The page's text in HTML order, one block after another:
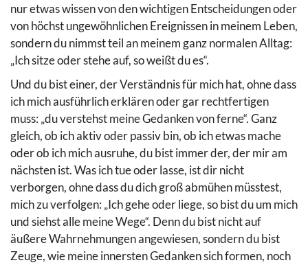
nur etwas wissen von den wichtigen Entscheidungen oder
von höchst ungewöhnlichen Ereignissen in meinem Leben,
sondern du nimmst teil an meinem ganz normalen Alltag:
„Ich sitze oder stehe auf, so weißt du es“.
Und du bist einer, der Verständnis für mich hat, ohne dass
ich mich ausführlich erklären oder gar rechtfertigen
muss: „du verstehst meine Gedanken von ferne“. Ganz
gleich, ob ich aktiv oder passiv bin, ob ich etwas mache
oder ob ich mich ausruhe, du bist immer der, der mir am
nächsten ist. Was ich tue oder lasse, ist dir nicht
verborgen, ohne dass du dich groß abmühen müsstest,
mich zu verfolgen: „Ich gehe oder liege, so bist du um mich
und siehst alle meine Wege“. Denn du bist nicht auf
äußere Wahrnehmungen angewiesen, sondern du bist
Zeuge, wie meine innersten Gedanken sich formen, noch